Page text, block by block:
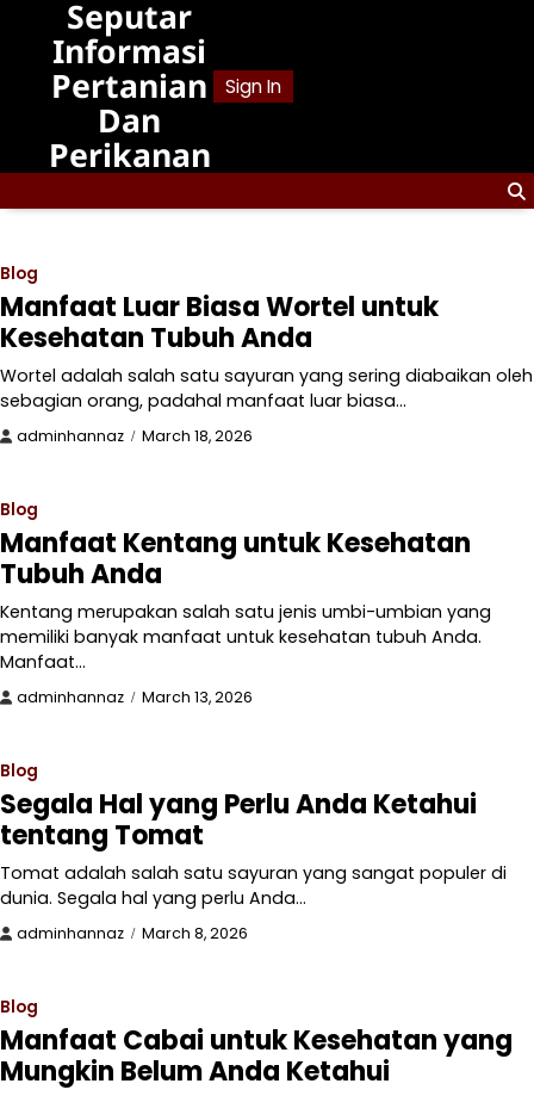
content
Seputar
Informasi
Pertanian
Dan
Perikanan
Sign In
Blog
Manfaat Luar Biasa Wortel untuk
Kesehatan Tubuh Anda
Wortel adalah salah satu sayuran yang sering diabaikan oleh
sebagian orang, padahal manfaat luar biasa…
adminhannaz March 18, 2026
Blog
Manfaat Kentang untuk Kesehatan
Tubuh Anda
Kentang merupakan salah satu jenis umbi-umbian yang
memiliki banyak manfaat untuk kesehatan tubuh Anda.
Manfaat…
adminhannaz March 13, 2026
Blog
Segala Hal yang Perlu Anda Ketahui
tentang Tomat
Tomat adalah salah satu sayuran yang sangat populer di
dunia. Segala hal yang perlu Anda…
adminhannaz March 8, 2026
Blog
Manfaat Cabai untuk Kesehatan yang
Mungkin Belum Anda Ketahui